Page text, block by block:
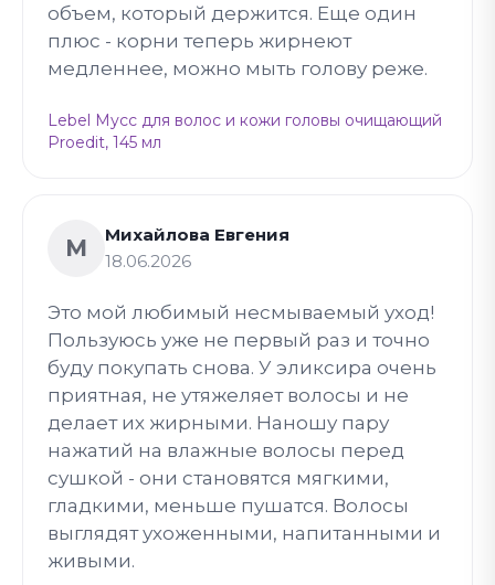
объем, который держится. Еще один
плюс - корни теперь жирнеют
медленнее, можно мыть голову реже.
Lebel Мусс для волос и кожи головы очищающий
Proedit, 145 мл
М
Михайлова Евгения
18.06.2026
Это мой любимый несмываемый уход!
Пользуюсь уже не первый раз и точно
буду покупать снова. У эликсира очень
приятная, не утяжеляет волосы и не
делает их жирными. Наношу пару
нажатий на влажные волосы перед
сушкой - они становятся мягкими,
гладкими, меньше пушатся. Волосы
выглядят ухоженными, напитанными и
живыми.